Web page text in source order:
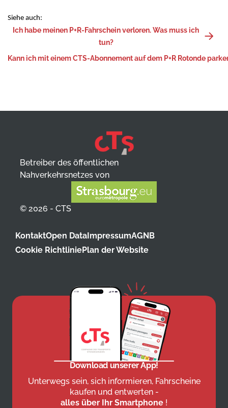
Siehe auch:
Ich habe meinen P+R-Fahrschein verloren. Was muss ich
tun?
Kann ich mit einem CTS-Abonnement auf dem P+R Rotonde
Betreiber des öffentlichen
Nahverkehrsnetzes von
© 2026 - CTS
KontaktOpen DataImpressumAGNB
Cookie RichtliniePlan der Website
Download unserer App!
Unterwegs sein, sich informieren, Fahrscheine
kaufen und entwerten -
alles über Ihr Smartphone !